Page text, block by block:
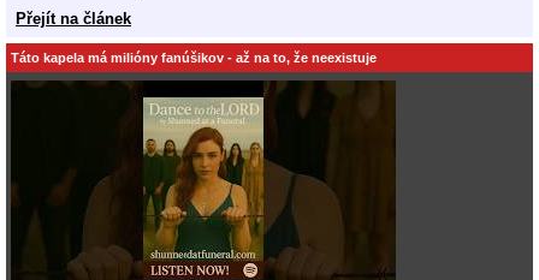
Přejít na článek
Táto kapela má milióny fanúšikov - až na to, že neexistuje